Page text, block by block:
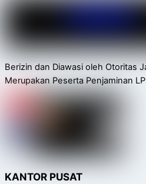
Berizin dan Diawasi oleh Otoritas
Merupakan Peserta Penjaminan
KANTOR PUSAT